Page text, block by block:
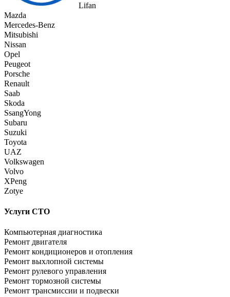
Lifan
Mazda
Mercedes-Benz
Mitsubishi
Nissan
Opel
Peugeot
Porsche
Renault
Saab
Skoda
SsangYong
Subaru
Suzuki
Toyota
UAZ
Volkswagen
Volvo
XPeng
Zotye
Услуги СТО
Компьютерная диагностика
Ремонт двигателя
Ремонт кондиционеров и отопления
Ремонт выхлопной системы
Ремонт рулевого управления
Ремонт тормозной системы
Ремонт трансмиссии и подвески